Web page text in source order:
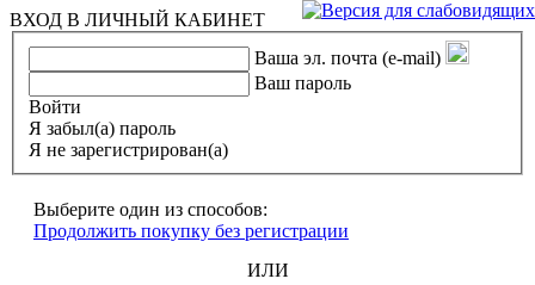
ВХОД В ЛИЧНЫЙ КАБИНЕТ
Ваша эл. почта (e-mail)
Ваш пароль
Войти
Я забыл(а) пароль
Я не зарегистрирован(а)
Выберите один из способов:
Продолжить покупку без регистрации
ИЛИ